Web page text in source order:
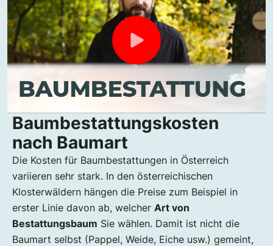
Baumbestattungskosten
nach Baumart
Die Kosten für Baumbestattungen in Österreich
variieren sehr stark. In den österreichischen
Klosterwäldern hängen die Preise zum Beispiel in
erster Linie davon ab, welcher Art von
Bestattungsbaum Sie wählen. Damit ist nicht die
Baumart selbst (Pappel, Weide, Eiche usw.) gemeint,